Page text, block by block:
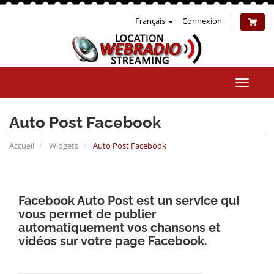
Français Connexion
la
Auto Post Facebook
Accueil Widgets Auto Post Facebook
Facebook Auto Post est un service qui
vous permet de publier
automatiquement vos chansons et
vidéos sur votre page Facebook.